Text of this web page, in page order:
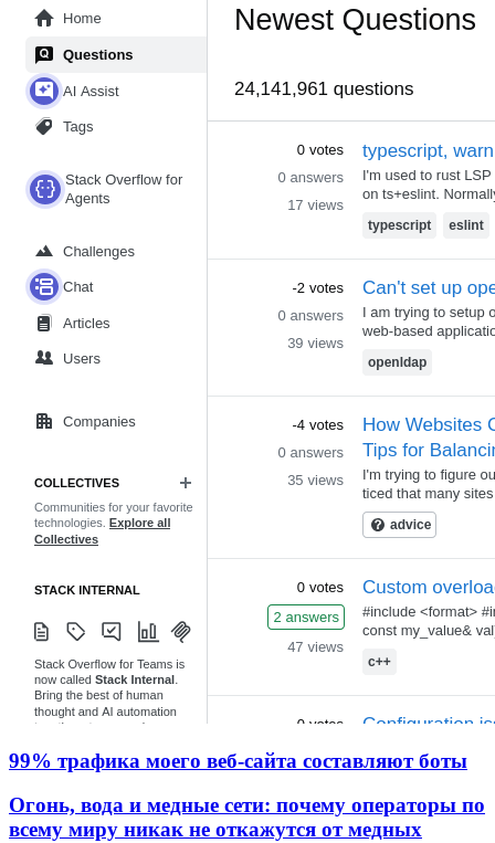
99% трафика моего веб‑сайта составляют боты
Огонь, вода и медные сети: почему операторы по
всему миру никак не откажутся от медных